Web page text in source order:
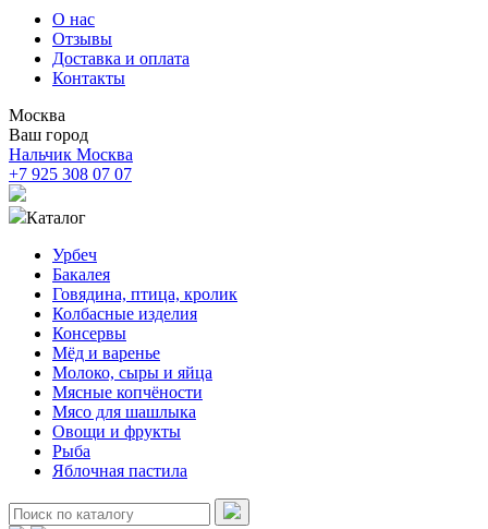
О нас
Отзывы
Доставка и оплата
Контакты
Москва
Ваш город
Нальчик Москва
+7 925 308 07 07
Каталог
Урбеч
Бакалея
Говядина, птица, кролик
Колбасные изделия
Консервы
Мёд и варенье
Молоко, сыры и яйца
Мясные копчёности
Мясо для шашлыка
Овощи и фрукты
Рыба
Яблочная пастила